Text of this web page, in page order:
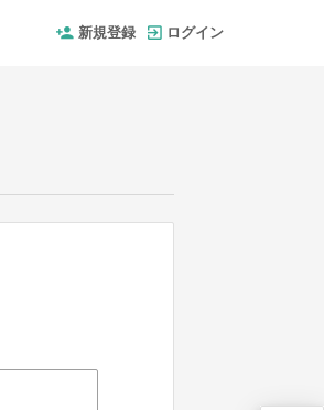
新規登録 ログイン